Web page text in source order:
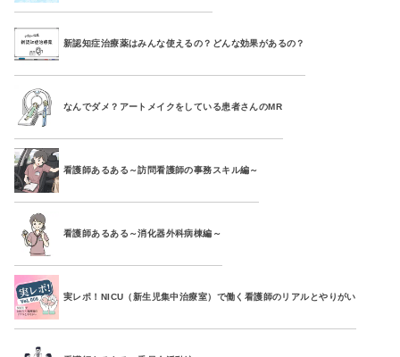
新認知症治療薬はみんな使えるの？どんな効果があるの？
なんでダメ？アートメイクをしている患者さんのMR
看護師あるある～訪問看護師の事務スキル編～
看護師あるある～消化器外科病棟編～
実レポ！NICU（新生児集中治療室）で働く看護師のリアルとやりがい